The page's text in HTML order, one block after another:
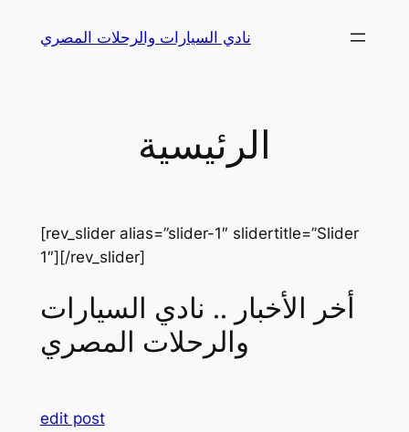
نادي السيارات والرحلات المصري
الرئيسية
[rev_slider alias=”slider-1″ slidertitle=”Slider
1″][/rev_slider]
أخر الأخبار .. نادي السيارات
والرحلات المصري
edit post